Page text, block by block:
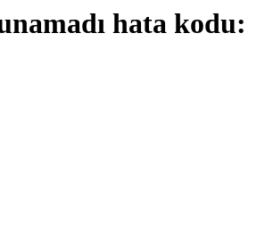
hata kodu: